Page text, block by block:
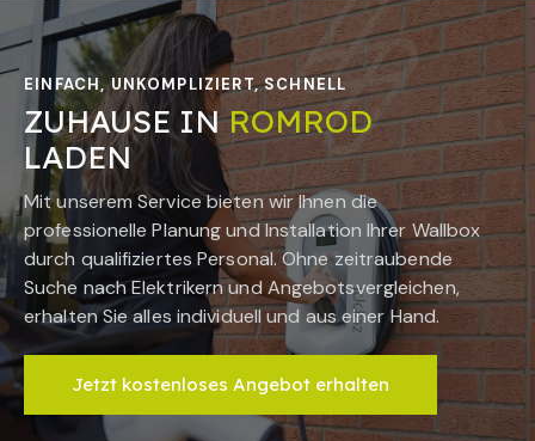
EINFACH, UNKOMPLIZIERT, SCHNELL
ZUHAUSE INROMROD
LADEN
Mit unserem Service bieten wir Ihnen die
professionelle Planung und Installation Ihrer Wallbox
durch qualifiziertes Personal. Ohne zeitraubende
Suche nach Elektrikern und Angebotsvergleichen,
erhalten Sie alles individuell und aus einer Hand.
Jetzt kostenloses Angebot erhalten